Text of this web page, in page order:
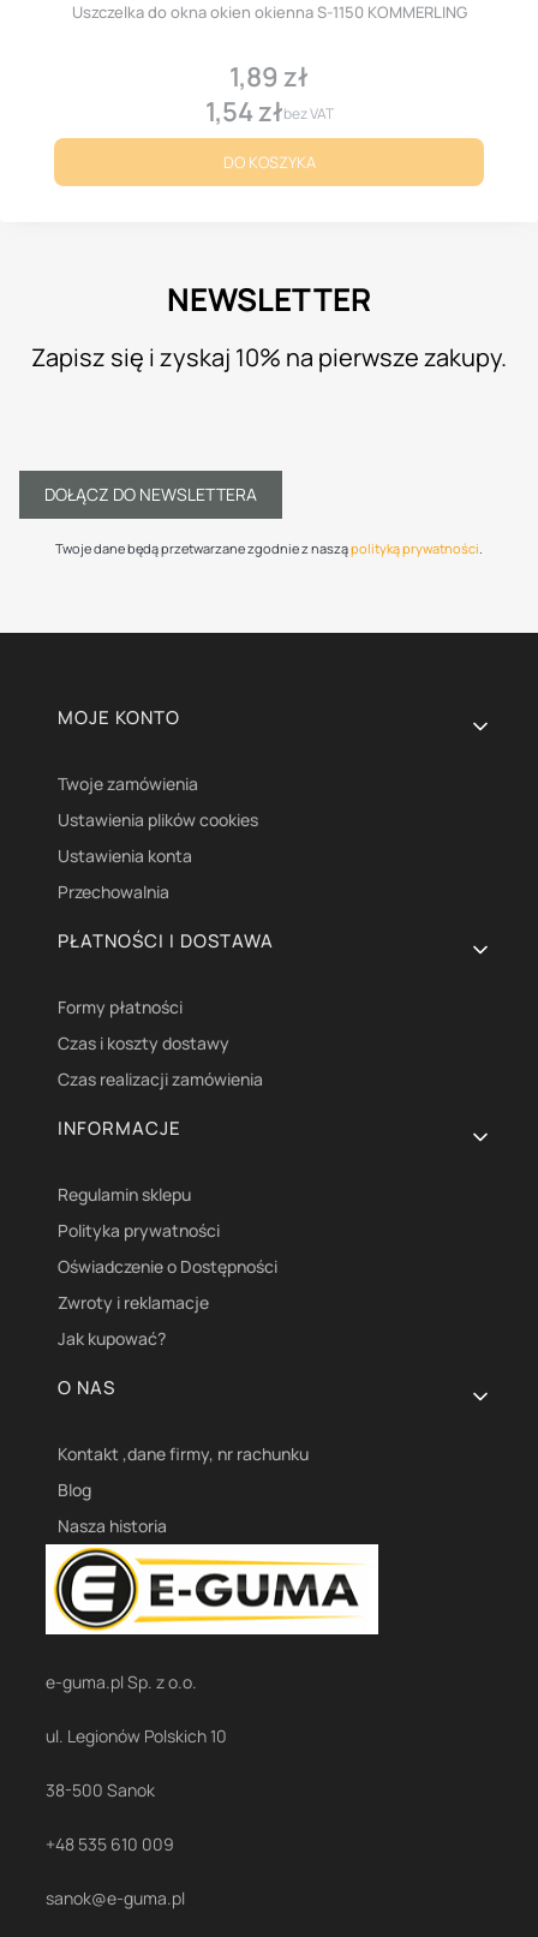
Uszczelka do okna okien okienna S-1150 KOMMERLING
Cena
1,89 zł
Cena
1,54 złbez VAT
DO KOSZYKA
NEWSLETTER
Zapisz się i zyskaj 10% na pierwsze zakupy.
DOŁĄCZ DO NEWSLETTERA
Twoje dane będą przetwarzane zgodnie z nasząpolityką prywatności
Linki w stopce
MOJE KONTO
Twoje zamówienia
Ustawienia plików cookies
Ustawienia konta
Przechowalnia
PŁATNOŚCI I DOSTAWA
Formy płatności
Czas i koszty dostawy
Czas realizacji zamówienia
INFORMACJE
Regulamin sklepu
Polityka prywatności
Oświadczenie o Dostępności
Zwroty i reklamacje
Jak kupować?
O NAS
Kontakt ,dane firmy, nr rachunku
Blog
Nasza historia
e-guma.pl Sp. z o.o.
ul. Legionów Polskich 10
38-500 Sanok
+48 535 610 009
sanok@e-guma.pl